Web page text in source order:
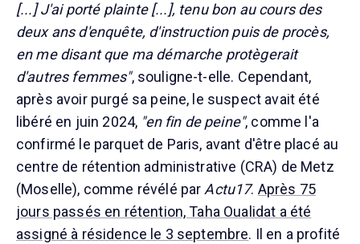
[...] J'ai porté plainte [...], tenu bon au cours des
deux ans d'enquête, d'instruction puis de procès,
en me disant que ma démarche protègerait
d'autres femmes", souligne-t-elle. Cependant,
après avoir purgé sa peine, le suspect avait été
libéré en juin 2024, "en fin de peine", comme l'a
confirmé le parquet de Paris, avant d'être placé au
centre de rétention administrative (CRA) de Metz
(Moselle), comme révélé parActu17. Après 75
jours passés en rétention, Taha Oualidat a été
assigné à résidence le 3 septembre. Il en a profité